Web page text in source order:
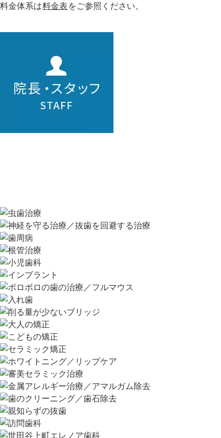
料金体系は料金表 をご参照ください。